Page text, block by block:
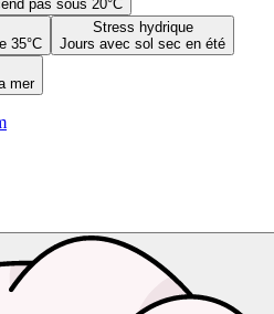
pas sous 20°C
35°C
Stress hydrique
Jours avec sol sec en été
mer